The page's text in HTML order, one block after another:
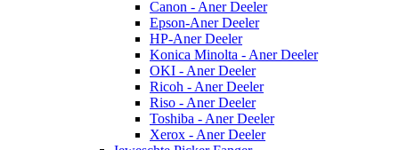
Canon - Aner Deeler
Epson-Aner Deeler
HP-Aner Deeler
Konica Minolta - Aner Deeler
OKI - Aner Deeler
Ricoh - Aner Deeler
Riso - Aner Deeler
Toshiba - Aner Deeler
Xerox - Aner Deeler